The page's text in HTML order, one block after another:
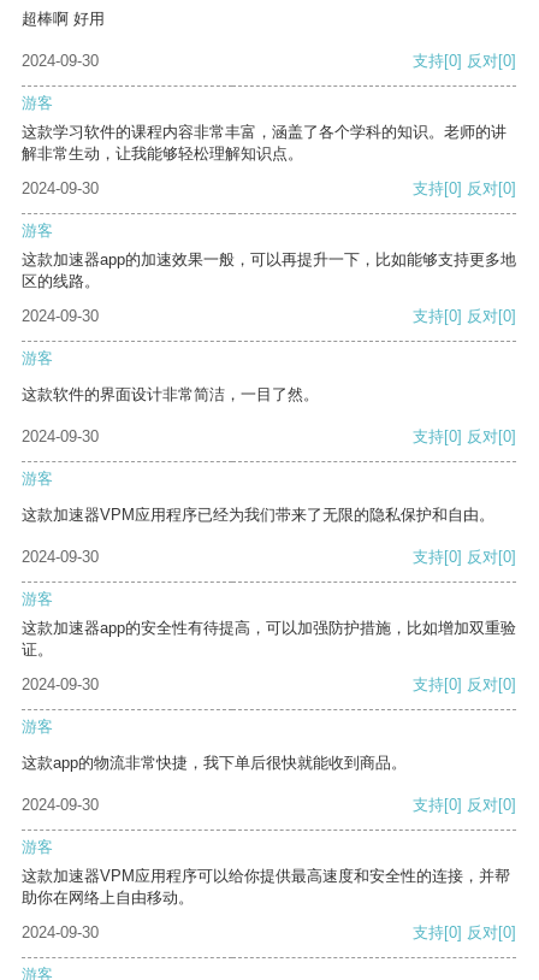
超棒啊 好用
2024-09-30 支持[0] 反对[0]
游客
这款学习软件的课程内容非常丰富，涵盖了各个学科的知识。老师的讲
解非常生动，让我能够轻松理解知识点。
2024-09-30
支持[0] 反对[0]
游客
这款加速器app的加速效果一般，可以再提升一下，比如能够支持更多地
区的线路。
2024-09-30
支持[0] 反对[0]
游客
这款软件的界面设计非常简洁，一目了然。
2024-09-30 支持[0] 反对[0]
游客
这款加速器VPM应用程序已经为我们带来了无限的隐私保护和自由。
2024-09-30 支持[0] 反对[0]
游客
这款加速器app的安全性有待提高，可以加强防护措施，比如增加双重验
证。
2024-09-30
支持[0] 反对[0]
游客
这款app的物流非常快捷，我下单后很快就能收到商品。
2024-09-30 支持[0] 反对[0]
游客
这款加速器VPM应用程序可以给你提供最高速度和安全性的连接，并帮
助你在网络上自由移动。
2024-09-30
支持[0] 反对[0]
游客